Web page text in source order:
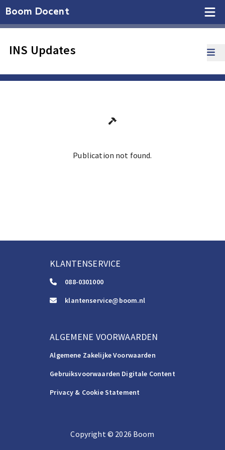
Boom Docent
INS Updates
Publication not found.
KLANTENSERVICE
088-0301000
klantenservice@boom.nl
ALGEMENE VOORWAARDEN
Algemene Zakelijke Voorwaarden
Gebruiksvoorwaarden Digitale Content
Privacy & Cookie Statement
Copyright©️ 2026 Boom